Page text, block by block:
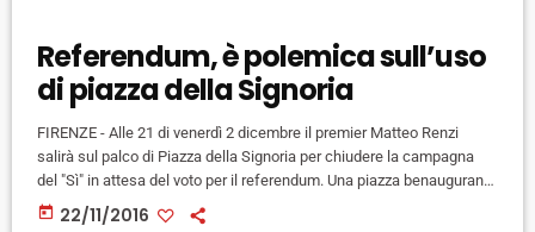
Referendum, è polemica sull’uso
di piazza della Signoria
FIRENZE - Alle 21 di venerdì 2 dicembre il premier Matteo Renzi
salirà sul palco di Piazza della Signoria per chiudere la campagna
del "Sì" in attesa del voto per il referendum. Una piazza benaugurante
dove nel 2014, chiudendo la campagna delle Europee, il Pd raccolse
il 40 % dei consensi. E proprio sulla location non è mancata la
today 22/11/2016